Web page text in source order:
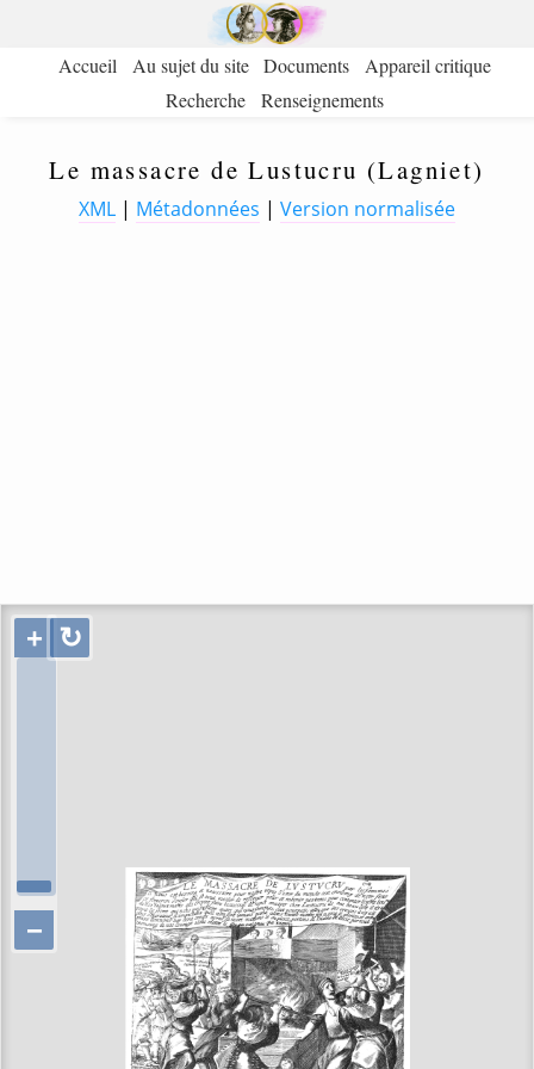
Accueil Au sujet du site Documents
Appareil critique
Recherche
Renseignements
XML | Métadonnées | Version normalisée
Le massacre de Lustucru (Lagniet)
+
−
↻